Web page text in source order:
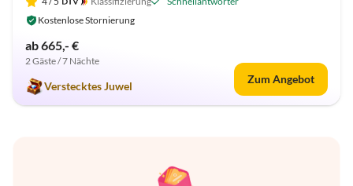
Kostenlose Stornierung
ab 665,- €
2 Gäste / 7 Nächte
Verstecktes Juwel
Zum Angebot